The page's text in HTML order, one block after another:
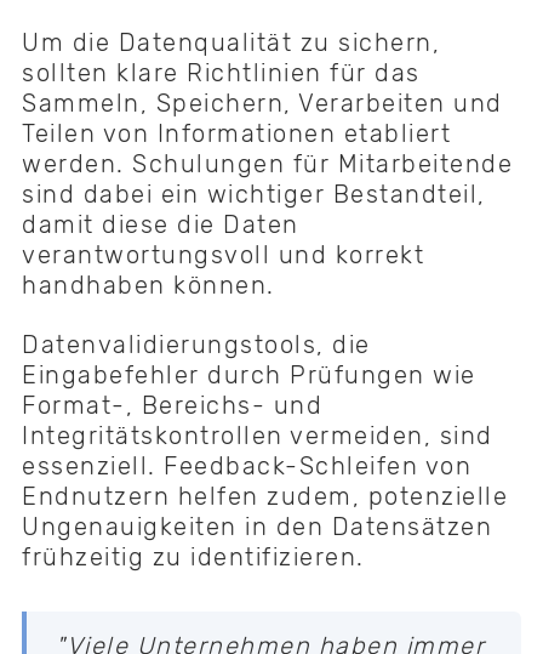
Um die Datenqualität zu sichern,
sollten klare Richtlinien für das
Sammeln, Speichern, Verarbeiten und
Teilen von Informationen etabliert
werden. Schulungen für Mitarbeitende
sind dabei ein wichtiger Bestandteil,
damit diese die Daten
verantwortungsvoll und korrekt
handhaben können.
Datenvalidierungstools, die
Eingabefehler durch Prüfungen wie
Format-, Bereichs- und
Integritätskontrollen vermeiden, sind
essenziell. Feedback-Schleifen von
Endnutzern helfen zudem, potenzielle
Ungenauigkeiten in den Datensätzen
frühzeitig zu identifizieren.
"Viele Unternehmen haben immer